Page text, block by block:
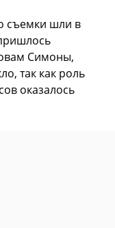
съемки шли в
Симоны,
так как роль
оказалось